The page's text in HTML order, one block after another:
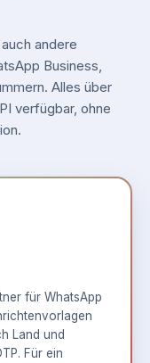
andere
Business,
Alles über
verfügbar, ohne
für WhatsApp
Land und
Für ein